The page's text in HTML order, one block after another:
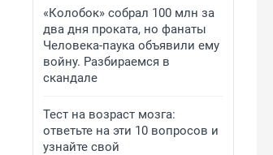
«Колобок» собрал 100 млн за
два дня проката, но фанаты
Человека-паука объявили ему
войну. Разбираемся в
скандале
Тест на возраст мозга:
ответьте на эти 10 вопросов и
узнайте свой